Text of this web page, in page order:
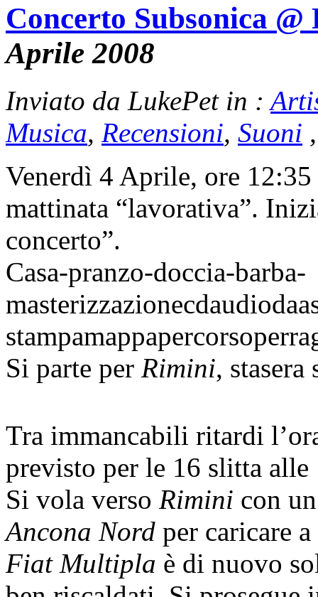
Concerto Subsonica
Aprile 2008
Inviato da LukePet in :
Musica, Recensioni, Suoni
Venerdì 4 Aprile, ore
mattinata “lavorativa”.
concerto”.
Casa-pranzo-doccia-barba-
Si parte per Rimini,
Tra immancabili ritardi
previsto per le 16 slitta
Si vola verso Rimini con
Ancona Nord per caricare
Fiat Multipla è di nuovo